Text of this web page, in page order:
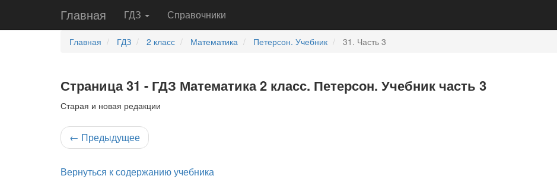
Главная ГДЗ Справочники
Главная ГДЗ 2 класс Математика Петерсон. Учебник 31. Часть 3
Страница 31 - ГДЗ Математика 2 класс. Петерсон. Учебник часть 3
Старая и новая редакции
← Предыдущее
Вернуться к содержанию учебника